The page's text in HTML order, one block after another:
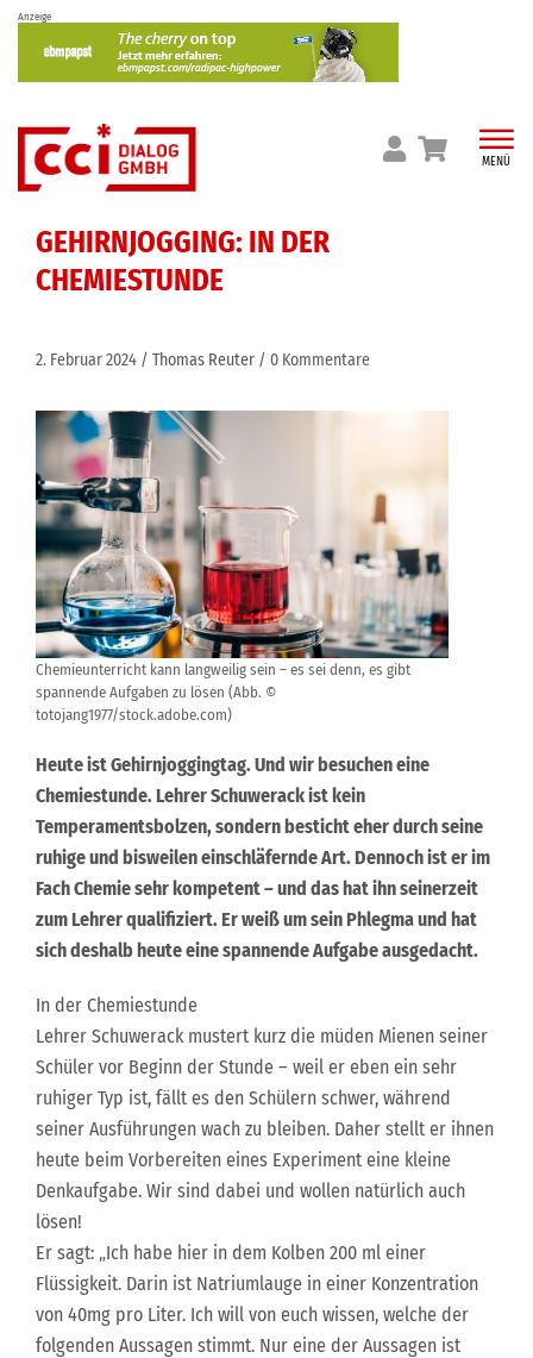
Skip
content
Anzeige
MENÜ
GEHIRNJOGGING: IN DER
CHEMIESTUNDE
2. Februar 2024 Thomas Reuter 0 Kommentare
Chemieunterricht kann langweilig sein – es sei denn, es gibt
spannende Aufgaben zu lösen (Abb. ©
totojang1977/stock.adobe.com)
Heute ist Gehirnjoggingtag. Und wir besuchen eine
Chemiestunde. Lehrer Schuwerack ist kein
Temperamentsbolzen, sondern besticht eher durch seine
ruhige und bisweilen einschläfernde Art. Dennoch ist er im
Fach Chemie sehr kompetent – und das hat ihn seinerzeit
zum Lehrer qualifiziert. Er weiß um sein Phlegma und hat
sich deshalb heute eine spannende Aufgabe ausgedacht.
In der Chemiestunde
Lehrer Schuwerack mustert kurz die müden Mienen seiner
Schüler vor Beginn der Stunde – weil er eben ein sehr
ruhiger Typ ist, fällt es den Schülern schwer, während
seiner Ausführungen wach zu bleiben. Daher stellt er ihnen
heute beim Vorbereiten eines Experiment eine kleine
Denkaufgabe. Wir sind dabei und wollen natürlich auch
lösen!
Er sagt: „Ich habe hier in dem Kolben 200 ml einer
Flüssigkeit. Darin ist Natriumlauge in einer Konzentration
von 40mg pro Liter. Ich will von euch wissen, welche der
folgenden Aussagen stimmt. Nur eine der Aussagen ist